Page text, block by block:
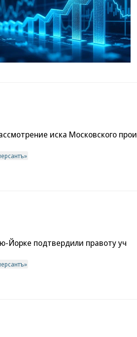
иска Московского прои
Йорке подтвердили правоту уч